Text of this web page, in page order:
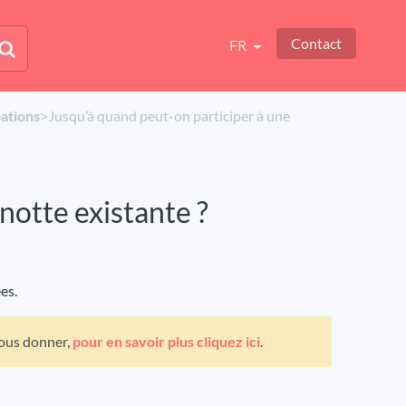
FR Contact
​>​ Jusqu’à quand peut-on participer à une
existante ?
donner, pour en savoir plus cliquez ici.